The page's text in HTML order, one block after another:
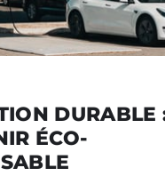
DURABLE
ÉCO-